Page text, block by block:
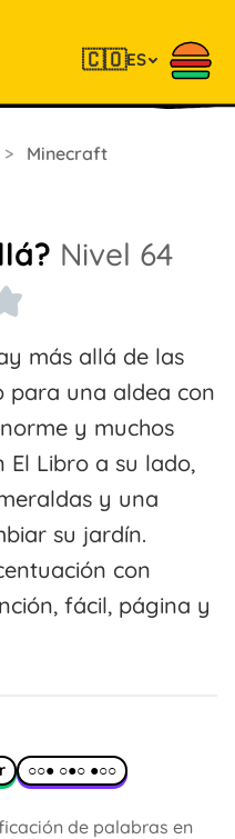
🇨🇴ES
> Minecraft
Nivel 64
más allá de las
para una aldea con
y muchos
El Libro a su lado,
y una
su jardín.
con
fácil, página y
○○● ○●○ ●○○
de palabras en